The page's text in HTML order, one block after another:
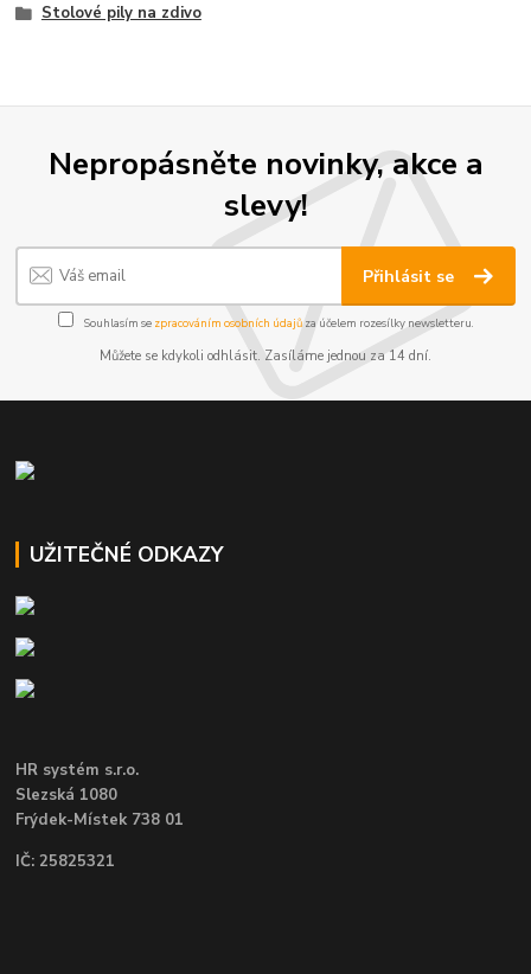
Stolové pily na zdivo
Nepropásněte novinky, akce a
slevy!
Přihlásit se
Souhlasím se zpracováním osobních údajůza účelem rozesílky newsletteru.
Můžete se kdykoli odhlásit. Zasíláme jednou za 14 dní.
UŽITEČNÉ ODKAZY
HR systém s.r.o.
Slezská 1080
Frýdek-Místek 738 01
IČ: 25825321